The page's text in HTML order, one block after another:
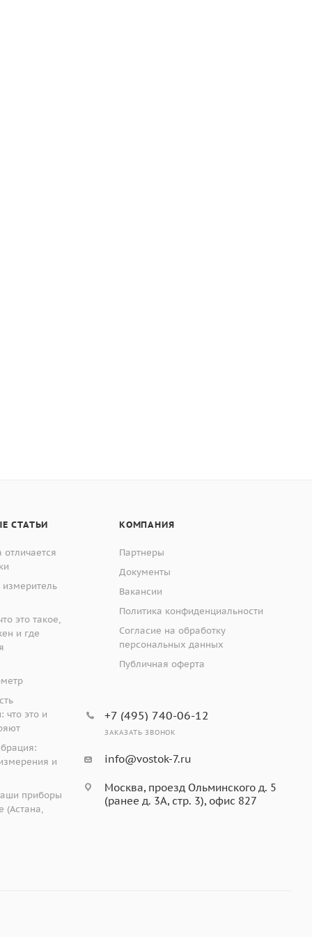
СТАТЬИ
это такое,
и где
что это и
и
приборы
(Астана,
КОМПАНИЯ
Партнеры
Документы
Вакансии
Политика конфиденциальности
Согласие на обработку
персональных данных
Публичная оферта
+7 (495) 740-06-12
ЗАКАЗАТЬ ЗВОНОК
info@vostok-7.ru
Москва, проезд Ольминского д. 5
(ранее д. 3А, стр. 3), офис 827